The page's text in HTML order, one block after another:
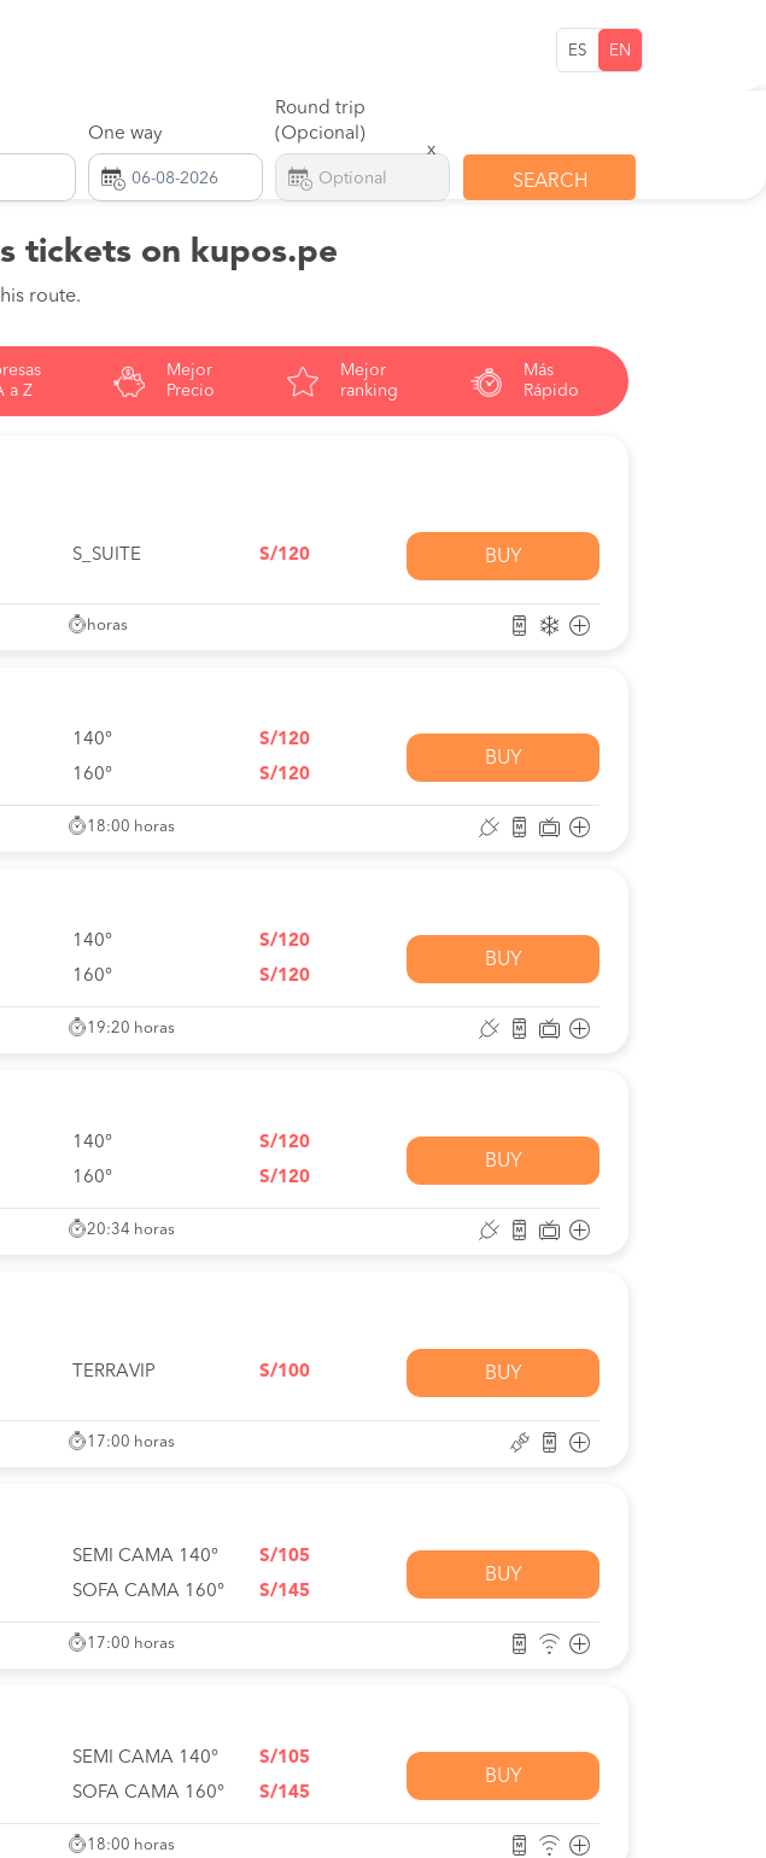
ES EN
One way
Round trip
(Opcional)
x
SEARCH
tickets on kupos.pe
route.
a Z
Mejor
Precio
Mejor
ranking
Más
Rápido
S_SUITE
S/120 BUY
horas
140°
160°
S/120
S/120
BUY
18:00 horas
140°
160°
S/120
S/120
BUY
19:20 horas
140°
160°
S/120
S/120
BUY
20:34 horas
TERRAVIP S/100 BUY
17:00 horas
SEMI CAMA 140°
SOFA CAMA 160°
S/105
S/145
BUY
17:00 horas
SEMI CAMA 140°
SOFA CAMA 160°
S/105
S/145
BUY
18:00 horas